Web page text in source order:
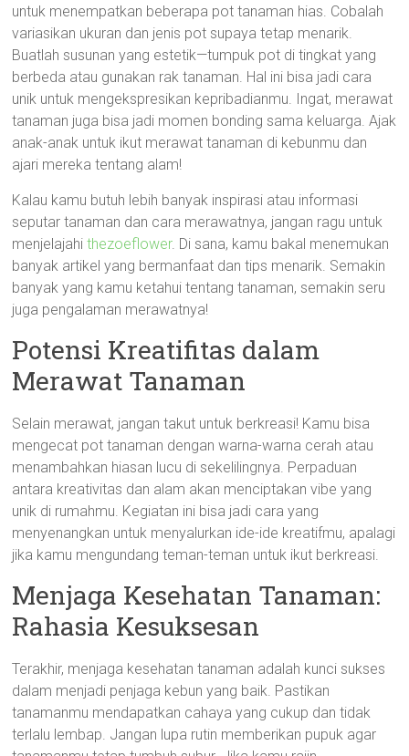
untuk menempatkan beberapa pot tanaman hias. Cobalah
variasikan ukuran dan jenis pot supaya tetap menarik.
Buatlah susunan yang estetik—tumpuk pot di tingkat yang
berbeda atau gunakan rak tanaman. Hal ini bisa jadi cara
unik untuk mengekspresikan kepribadianmu. Ingat, merawat
tanaman juga bisa jadi momen bonding sama keluarga. Ajak
anak-anak untuk ikut merawat tanaman di kebunmu dan
ajari mereka tentang alam!
Kalau kamu butuh lebih banyak inspirasi atau informasi
seputar tanaman dan cara merawatnya, jangan ragu untuk
menjelajahithezoeflower. Di sana, kamu bakal menemukan
banyak artikel yang bermanfaat dan tips menarik. Semakin
banyak yang kamu ketahui tentang tanaman, semakin seru
juga pengalaman merawatnya!
Potensi Kreatifitas dalam
Merawat Tanaman
Selain merawat, jangan takut untuk berkreasi! Kamu bisa
mengecat pot tanaman dengan warna-warna cerah atau
menambahkan hiasan lucu di sekelilingnya. Perpaduan
antara kreativitas dan alam akan menciptakan vibe yang
unik di rumahmu. Kegiatan ini bisa jadi cara yang
menyenangkan untuk menyalurkan ide-ide kreatifmu, apalagi
jika kamu mengundang teman-teman untuk ikut berkreasi.
Menjaga Kesehatan Tanaman:
Rahasia Kesuksesan
Terakhir, menjaga kesehatan tanaman adalah kunci sukses
dalam menjadi penjaga kebun yang baik. Pastikan
tanamanmu mendapatkan cahaya yang cukup dan tidak
terlalu lembap. Jangan lupa rutin memberikan pupuk agar